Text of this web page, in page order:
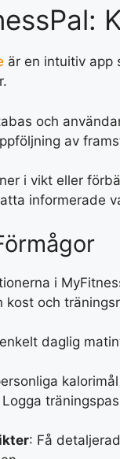
är en intuitiv app
och
av
i vikt eller
informerade
i
och
daglig
Logga
: Få